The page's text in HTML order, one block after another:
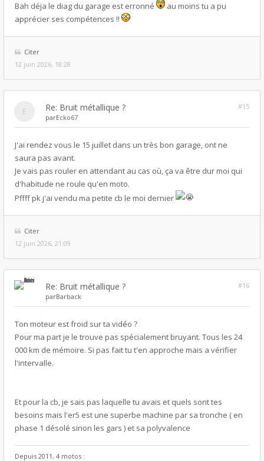
Bah déja le diag du garage est erronné
au moins tu a pu
apprécier ses compétences !!
Citer
12 juin 2026, 18:28
Re: Bruit métallique ?
#15
parEcko67
J'ai rendez vous le 15 juillet dans un très bon garage, ont ne
saura pas avant.
Je vais pas rouler en attendant au cas où, ça va être dur moi qui
d'habitude ne roule qu'en moto.
Pffff pk j'ai vendu ma petite cb le moi dernier
Citer
12 juin 2026, 21:09
Re: Bruit métallique ?
#16
parBarback
Ton moteur est froid sur ta vidéo ?
Pour ma part je le trouve pas spécialement bruyant. Tous les 24
000 km de mémoire. Si pas fait tu t'en approche mais a vérifier
l'intervalle.
Et pour la cb, je sais pas laquelle tu avais et quels sont tes
besoins mais l'er5 est une superbe machine par sa tronche ( en
phase 1 désolé sinon les gars ) et sa polyvalence
Depuis 2011, 4 motos :